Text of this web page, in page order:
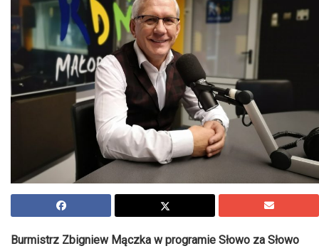
Burmistrz Zbigniew Mączka w programie Słowo za Słowo